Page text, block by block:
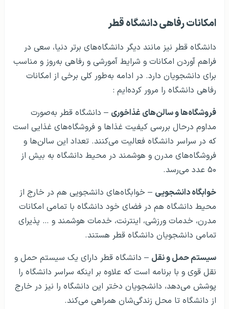
امکانات رفاهی دانشگاه قطر
دانشگاه قطر نیز مانند دیگر دانشگاه‌های برتر دنیا، سعی در
فراهم آوردن امکانات و شرایط آمورشی و رفاهی به‌روز و مناسب
برای دانشجویان دارد. در ادامه به‌طور کلی برخی از امکانات
رفاهی دانشگاه را مرور کرده‌ایم :
فروشگاه‌ها و سالن‌های غذاخوری – دانشگاه قطر به‌صورت
مداوم درحال بررسی کیفیت غذاها و فروشگاه‌های غذایی است
که در سراسر دانشگاه فعالیت می‌کنند. تعداد این سالن‌ها و
فروشگاه‌های مدرن و هوشمند در محیط دانشگاه به بیش از
۵۰ عدد می‌رسد.
خوابگاه دانشجویی – خوابگاه‌های دانشجویی هم در خارج از
محیط دانشگاه هم در فضای خود دانشگاه با تمامی امکانات
مدرن، خدمات ورزشی، اینترنت، خدمات هوشمند و … پذیرای
تمامی دانشجویان دانشگاه قطر هستند.
سیستم حمل و نقل – دانشگاه قطر دارای یک سیستم حمل و
نقل قوی و با برنامه است که علاوه بر اینکه سراسر دانشگاه را
پوشش می‌دهد، دانشجویان دختر این دانشگاه را نیز در خارج
از دانشگاه تا محل زندگی‌شان همراهی می‌کند.